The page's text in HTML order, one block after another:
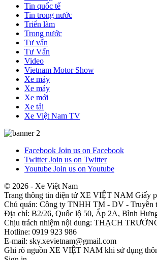
Tin quốc tế
Tin trong nước
Triển lãm
Trong nước
Tư vấn
Tư Vấn
Video
Vietnam Motor Show
Xe máy
Xe máy
Xe mới
Xe tải
Xe Việt Nam TV
Facebook Join us on Facebook
Twitter Join us on Twitter
Youtube Join us on Youtube
© 2026 - Xe Việt Nam
Trang thông tin điện tử XE VIỆT NAM Giấy
Chủ quản: Công ty TNHH TM - DV - Truyền
Địa chỉ: B2/26, Quốc lộ 50, Ấp 2A, Bình
Chịu trách nhiệm nội dung: THẠCH
Hotline: 0919 923 986
E-mail: sky.xevietnam@gmail.com
Ghi rõ nguồn XE VIỆT NAM khi sử dụng